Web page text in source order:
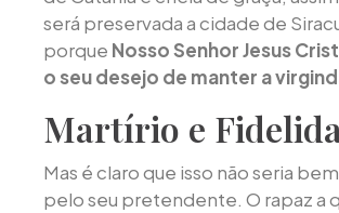
será preservada a cidade de
porque Nosso Senhor Jesus
o seu desejo de manter a
Martírio e
Mas é claro que isso não seria
pelo seu pretendente. O rapaz a